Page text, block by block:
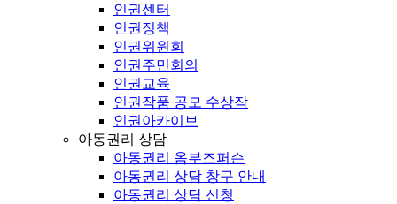
인권센터
인권정책
인권위원회
인권주민회의
인권교육
인권작품 공모 수상작
인권아카이브
아동권리 상담
아동권리 옴부즈퍼슨
아동권리 상담 창구 안내
아동권리 상담 신청